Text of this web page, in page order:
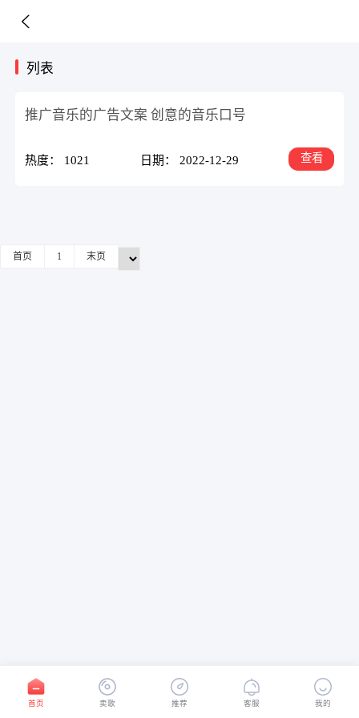
列表
推广音乐的广告文案 创意的音乐口号
热度： 1021 日期： 2022-12-29 查看
首页 1 末页
首页 卖歌 推荐 客服 我的